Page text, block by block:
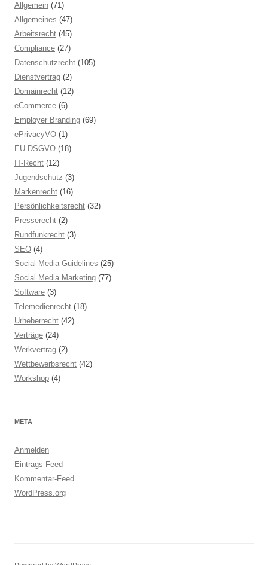
Allgemein (71)
Allgemeines (47)
Arbeitsrecht (45)
Compliance (27)
Datenschutzrecht (105)
Dienstvertrag (2)
Domainrecht (12)
eCommerce (6)
Employer Branding (69)
ePrivacyVO (1)
EU-DSGVO (18)
IT-Recht (12)
Jugendschutz (3)
Markenrecht (16)
Persönlichkeitsrecht (32)
Presserecht (2)
Rundfunkrecht (3)
SEO (4)
Social Media Guidelines (25)
Social Media Marketing (77)
Software (3)
Telemedienrecht (18)
Urheberrecht (42)
Verträge (24)
Werkvertrag (2)
Wettbewerbsrecht (42)
Workshop (4)
META
Anmelden
Eintrags-Feed
Kommentar-Feed
WordPress.org